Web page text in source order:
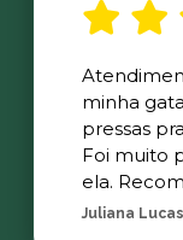
minha
pressas
Foi muito
ela.
Juliana